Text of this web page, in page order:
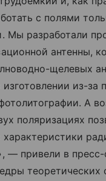
с полями
Мы разработали
антенны,
щелевых
из-за
А
поляризациях
характеристики
— привели в
теоретических